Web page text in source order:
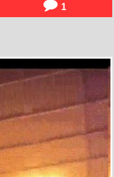
1